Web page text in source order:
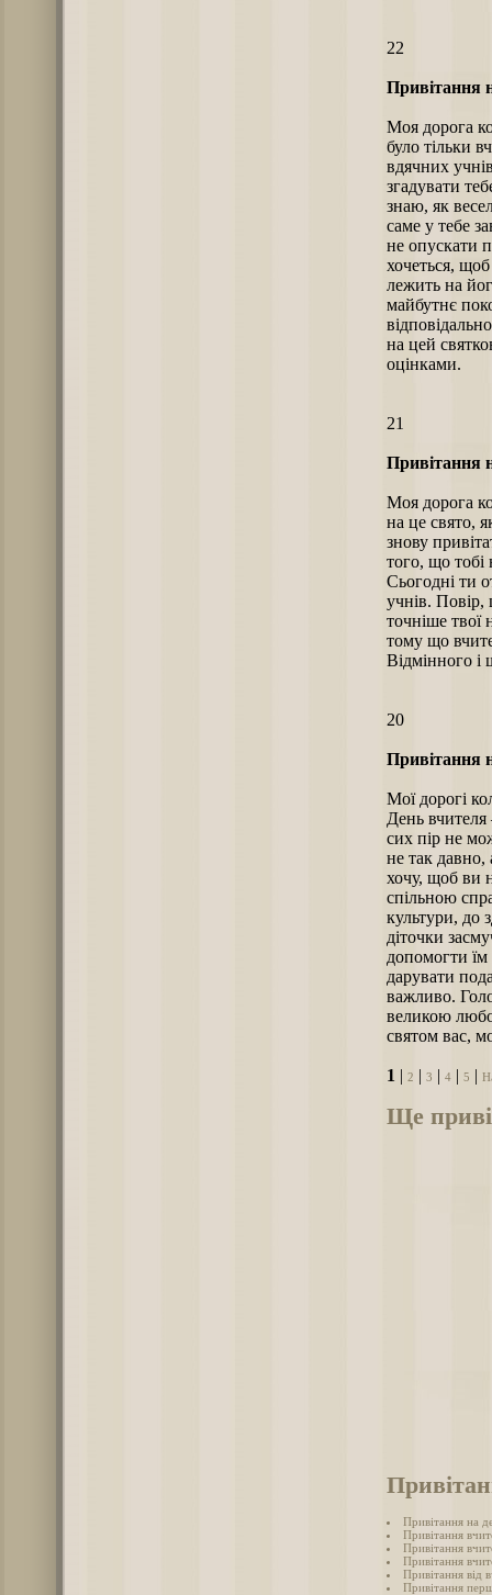
22
Привітання
Моя дорога
було тільки
вдячних
згадувати
знаю, як
саме у тебе
не опускати
хочеться, щоб
лежить на
майбутнє
на цей
оцінками.
21
Привітання
Моя дорога
на це свято,
знову
того, що тобі
Сьогодні ти
учнів. Повір,
точніше твої
тому що
Відмінного і
20
Привітання
Мої дорогі
День вчителя
сих пір не
не так
хочу, щоб ви
спільною
культури, до
діточки
допомогти їм
дарувати
важливо.
великою
святом вас,
1 2 3 4 5
Ще
Привітання на
Привітання
Привітання
Привітання
Привітання від
Привітання